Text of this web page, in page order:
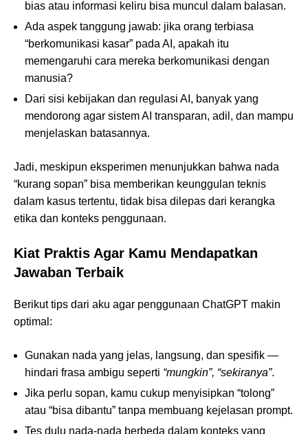
bias atau informasi keliru bisa muncul dalam balasan.
Ada aspek tanggung jawab: jika orang terbiasa
“berkomunikasi kasar” pada AI, apakah itu
memengaruhi cara mereka berkomunikasi dengan
manusia?
Dari sisi kebijakan dan regulasi AI, banyak yang
mendorong agar sistem AI transparan, adil, dan mampu
menjelaskan batasannya.
Jadi, meskipun eksperimen menunjukkan bahwa nada
“kurang sopan” bisa memberikan keunggulan teknis
dalam kasus tertentu, tidak bisa dilepas dari kerangka
etika dan konteks penggunaan.
Kiat Praktis Agar Kamu Mendapatkan
Jawaban Terbaik
Berikut tips dari aku agar penggunaan ChatGPT makin
optimal:
Gunakan nada yang jelas, langsung, dan spesifik —
hindari frasa ambigu seperti “mungkin”, “sekiranya”.
Jika perlu sopan, kamu cukup menyisipkan “tolong”
atau “bisa dibantu” tanpa membuang kejelasan prompt.
Tes dulu nada-nada berbeda dalam konteks yang